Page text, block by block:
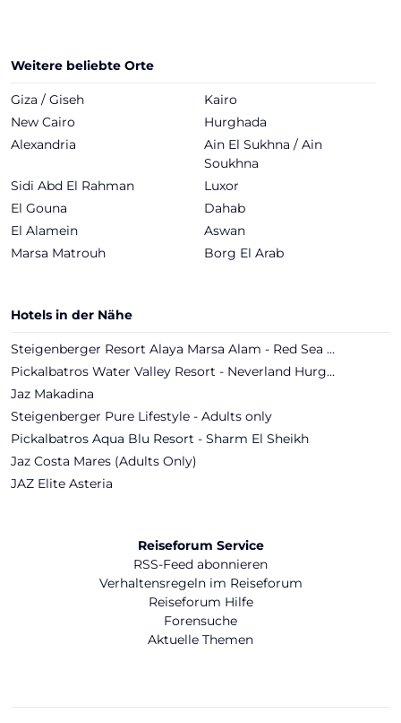
Weitere beliebte Orte
Giza / Giseh
Kairo
New Cairo
Hurghada
Alexandria
Ain El Sukhna / Ain
Soukhna
Sidi Abd El Rahman
Luxor
El Gouna
Dahab
El Alamein
Aswan
Marsa Matrouh
Borg El Arab
Hotels in der Nähe
Steigenberger Resort Alaya Marsa Alam - Red Sea - Adults only
Pickalbatros Water Valley Resort - Neverland Hurghada
Jaz Makadina
Steigenberger Pure Lifestyle - Adults only
Pickalbatros Aqua Blu Resort - Sharm El Sheikh
Jaz Costa Mares (Adults Only)
JAZ Elite Asteria
Reiseforum Service
RSS-Feed abonnieren
Verhaltensregeln im Reiseforum
Reiseforum Hilfe
Forensuche
Aktuelle Themen